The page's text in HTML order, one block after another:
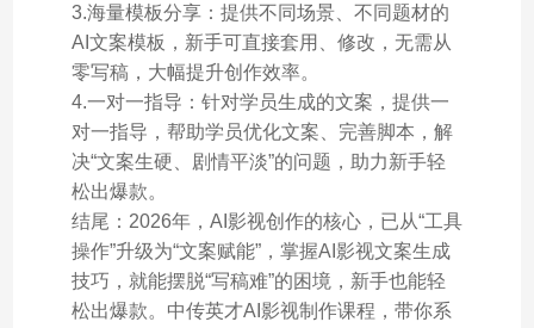
3.海量模板分享：提供不同场景、不同题材的
AI文案模板，新手可直接套用、修改，无需从
零写稿，大幅提升创作效率。
4.一对一指导：针对学员生成的文案，提供一
对一指导，帮助学员优化文案、完善脚本，解
决“文案生硬、剧情平淡”的问题，助力新手轻
松出爆款。
结尾：2026年，AI影视创作的核心，已从“工具
操作”升级为“文案赋能”，掌握AI影视文案生成
技巧，就能摆脱“写稿难”的困境，新手也能轻
松出爆款。中传英才AI影视制作课程，带你系